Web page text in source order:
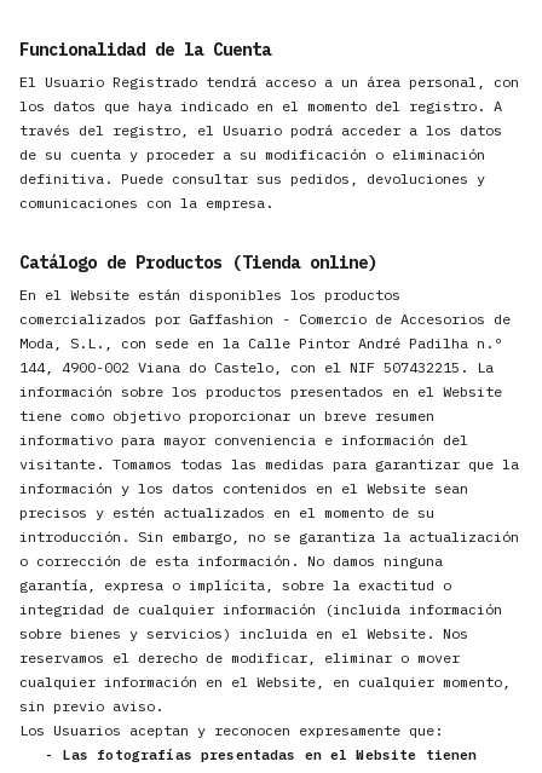
Funcionalidad de la Cuenta
El Usuario Registrado tendrá acceso a un área personal, con
los datos que haya indicado en el momento del registro. A
través del registro, el Usuario podrá acceder a los datos
de su cuenta y proceder a su modificación o eliminación
definitiva. Puede consultar sus pedidos, devoluciones y
comunicaciones con la empresa.
Catálogo de Productos (Tienda online)
En el Website están disponibles los productos
comercializados por Gaffashion - Comercio de Accesorios de
Moda, S.L., con sede en la Calle Pintor André Padilha n.º
144, 4900-002 Viana do Castelo, con el NIF 507432215. La
información sobre los productos presentados en el Website
tiene como objetivo proporcionar un breve resumen
informativo para mayor conveniencia e información del
visitante. Tomamos todas las medidas para garantizar que la
información y los datos contenidos en el Website sean
precisos y estén actualizados en el momento de su
introducción. Sin embargo, no se garantiza la actualización
o corrección de esta información. No damos ninguna
garantía, expresa o implícita, sobre la exactitud o
integridad de cualquier información (incluida información
sobre bienes y servicios) incluida en el Website. Nos
reservamos el derecho de modificar, eliminar o mover
cualquier información en el Website, en cualquier momento,
sin previo aviso.
Los Usuarios aceptan y reconocen expresamente que:
- Las fotografías presentadas en el Website tienen